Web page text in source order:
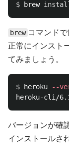
$ brew
brew コマンド
正常にインスト
てみましょう。
$ heroku
--
heroku-cli/
バージョンが確
インストールさ